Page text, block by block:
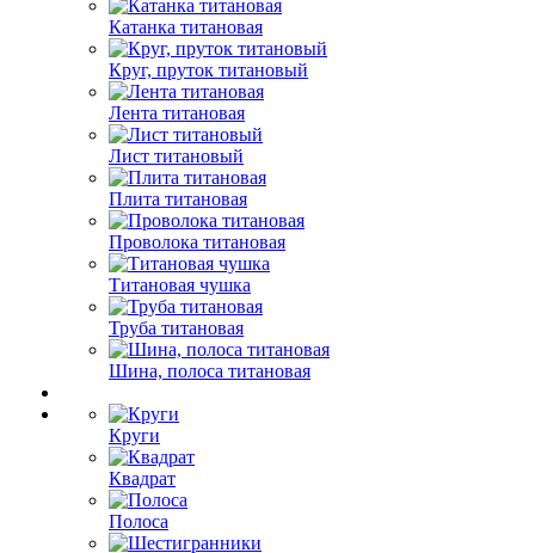
Катанка титановая
Круг, пруток титановый
Лента титановая
Лист титановый
Плита титановая
Проволока титановая
Титановая чушка
Труба титановая
Шина, полоса титановая
Круги
Квадрат
Полоса